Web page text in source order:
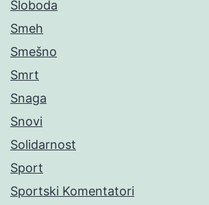
Sloboda
Smeh
Smešno
Smrt
Snaga
Snovi
Solidarnost
Sport
Sportski Komentatori